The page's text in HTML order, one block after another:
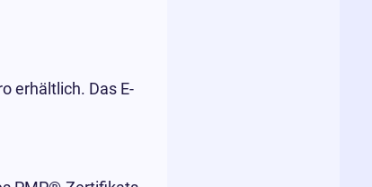
erhältlich. Das E-